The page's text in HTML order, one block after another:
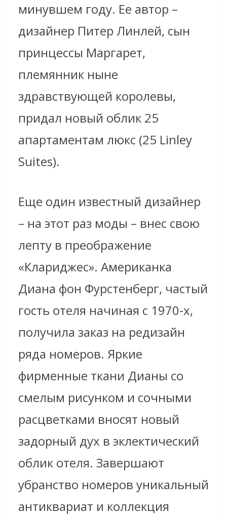
минувшем году. Ее автор –
дизайнер Питер Линлей, сын
принцессы Маргарет,
племянник ныне
здравствующей королевы,
придал новый облик 25
апартаментам люкс (25 Linley
Suites).
Еще один известный дизайнер
– на этот раз моды – внес свою
лепту в преображение
«Клариджес». Американка
Диана фон Фурстенберг, частый
гость отеля начиная с 1970-х,
получила заказ на редизайн
ряда номеров. Яркие
фирменные ткани Дианы со
смелым рисунком и сочными
расцветками вносят новый
задорный дух в эклектический
облик отеля. Завершают
убранство номеров уникальный
антиквариат и коллекция